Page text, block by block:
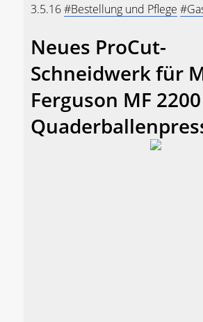
3.5.16#Bestellung und Pflege
Neues ProCut-
Schneidwerk für
Ferguson MF 2200